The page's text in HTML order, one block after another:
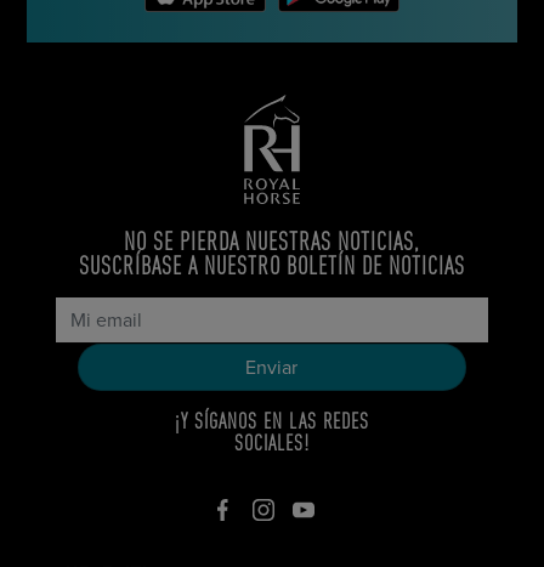
NO SE PIERDA NUESTRAS NOTICIAS,
SUSCRÍBASE A NUESTRO BOLETÍN DE NOTICIAS
¡Y SÍGANOS EN LAS REDES
SOCIALES!